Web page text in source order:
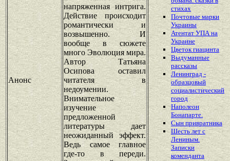
Анонс
напряженная интрига.
Действие происходит
романтически и
возвышенно. И
вообще в сюжете
много Эволюция мира.
Автор Татьяна
Осипова оставил
читателя в
недоумении.
Внимательное
изучение
предложенной
литературы дает
неожиданный эффект.
Ведь самое главное
где-то в переди.
стихах
Почтовые марки
Украины
Атентат УПА на
Украине
Цветок гиацинта
Выдуманные
рассказы
Ленинград -
образцовый
социалистический
город
Наполеон
Бонапарте.
Сын привратника
Шесть лет с
Лениным.
Записки
коменданта